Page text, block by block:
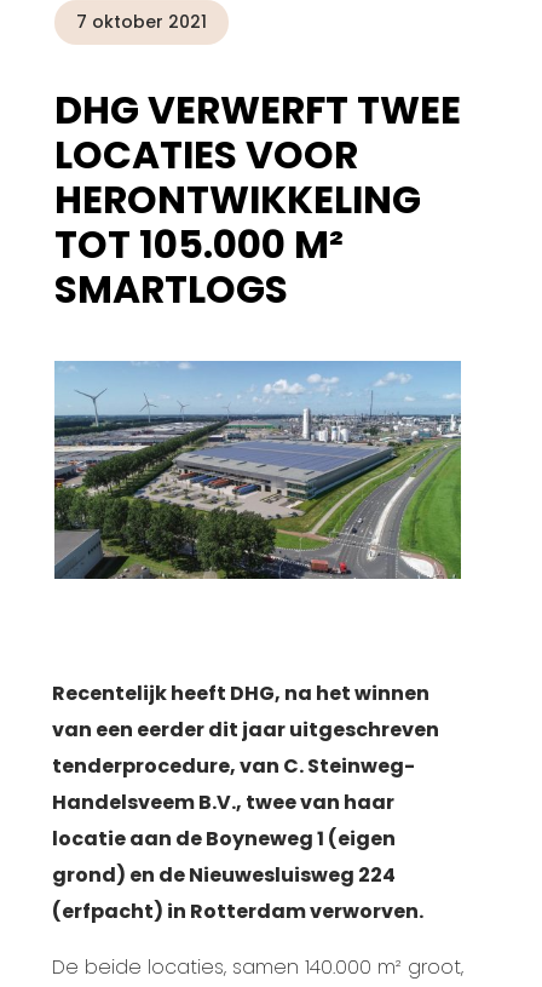
7 oktober 2021
DHG VERWERFT TWEE
LOCATIES VOOR
HERONTWIKKELING
TOT 105.000 M²
SMARTLOGS
Recentelijk heeft DHG, na het winnen
van een eerder dit jaar uitgeschreven
tenderprocedure, van C. Steinweg-
Handelsveem B.V., twee van haar
locatie aan de Boyneweg 1 (eigen
grond) en de Nieuwesluisweg 224
(erfpacht) in Rotterdam verworven.
De beide locaties, samen 140.000 m² groot,